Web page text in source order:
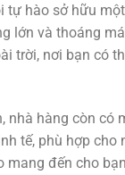
tự hào sở hữu
lớn và thoáng
trời, nơi bạn có
nhà hàng còn có
tế, phù hợp
mang đến cho